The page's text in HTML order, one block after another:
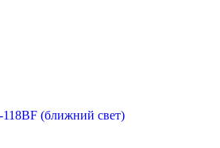
(ближний свет)